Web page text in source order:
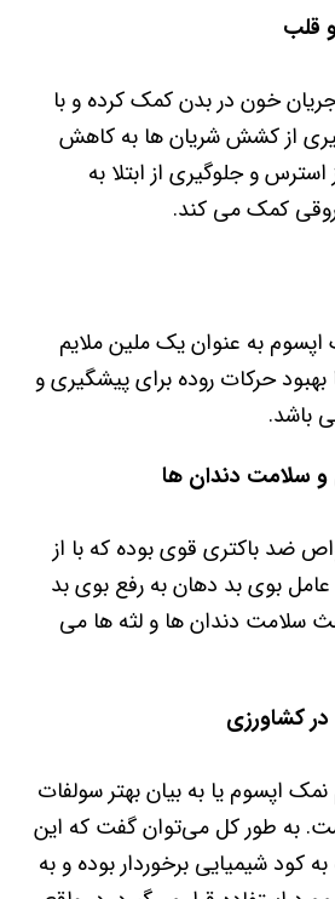
قلب
خون در بدن کمک کرده و با
از کشش شریان ها به کاهش
و جلوگیری از ابتلا به
کمک می کند.
به عنوان یک ملین ملایم
حرکات روده برای پیشگیری و
باشد.
سلامت دندان ها
ضد باکتری قوی بوده که با از
بوی بد دهان به رفع بوی بد
سلامت دندان ها و لثه ها می
کشاورزی
اپسوم یا به بیان بهتر سولفات
به طور کل می‌توان گفت که این
کود شیمیایی برخوردار بوده و به